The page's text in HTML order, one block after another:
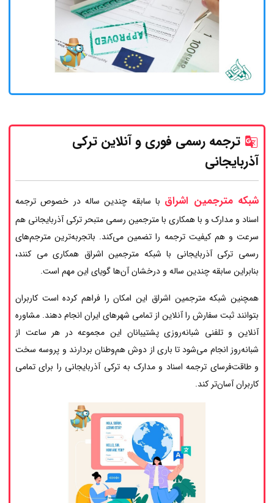
ترجمه رسمی فوری و آنلاین ترکی
آذربایجانی
شبکه مترجمین اشراق با سابقه چندین ساله در خصوص ترجمه
اسناد و مدارک و با همکاری با مترجمین رسمی متبحر ترکی آذربایجانی هم
سرعت و هم کیفیت ترجمه را تضمین می‌کند. باتجربه‌ترین مترجم‌های
رسمی ترکی آذربایجانی با شبکه مترجمین اشراق همکاری می کنند،
بنابراین سابقه چندین ساله و درخشان آن‌ها گویای این مهم است.
همچنین شبکه مترجمین اشراق این امکان را فراهم کرده است کاربران
بتوانند ثبت سفارش را آنلاین از تمامی شهرهای ایران انجام دهند. مشاوره
آنلاین و تلفنی شبانه‌روزی پشتیبانان این مجموعه در هر ساعت از
شبانه‌روز انجام می‌شود تا باری از دوش هم‌وطنان بردارند و پروسه سخت
و طاقت‌فرسای ترجمه اسناد و مدارک به ترکی آذربایجانی را برای تمامی
کاربران آسان‌تر کند.